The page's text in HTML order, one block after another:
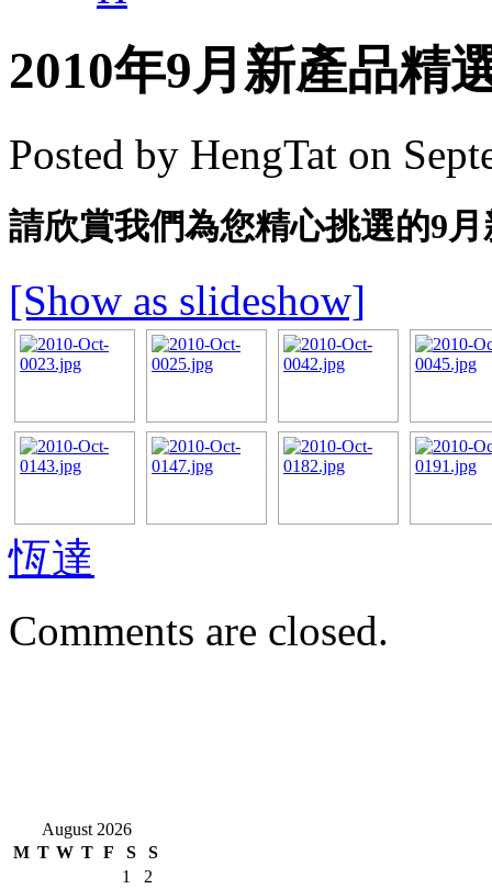
2010年9月新產品精
Posted by HengTat on
請欣賞我們為您精心挑選的9
[Show as slideshow]
恆達
Comments are closed.
August 2026
M T W T F S S
1
2